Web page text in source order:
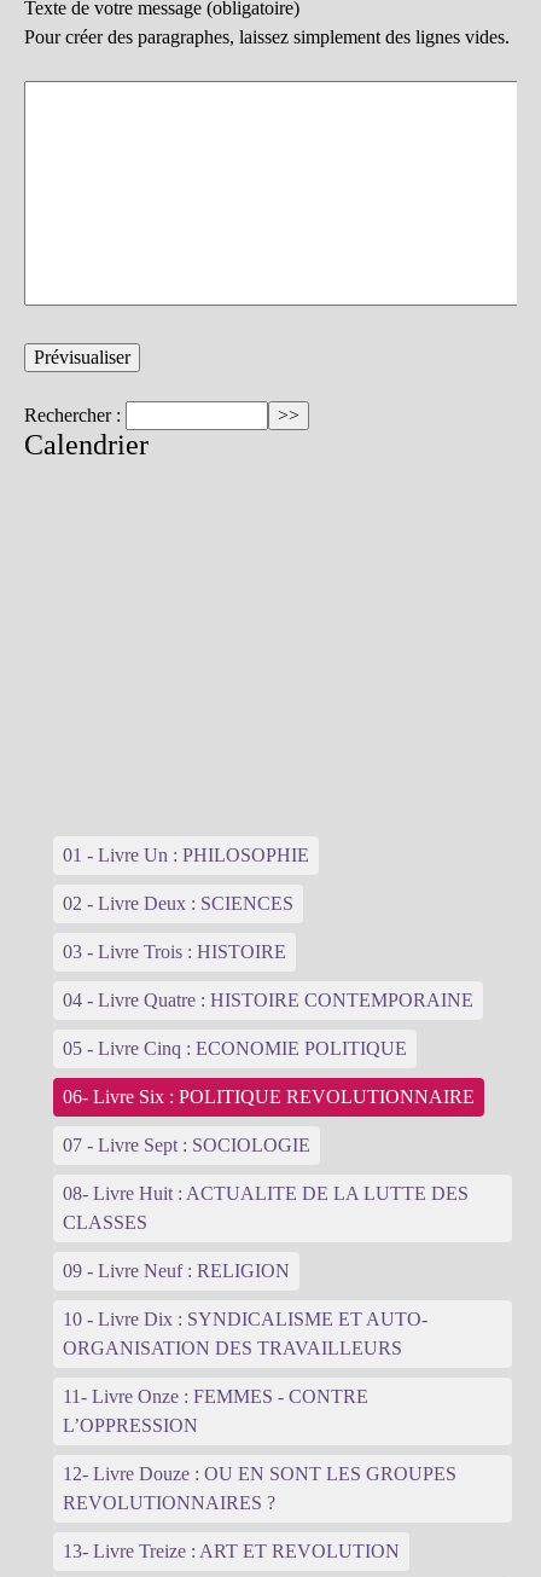
Texte de votre message (obligatoire)
Pour créer des paragraphes, laissez simplement des lignes vides.
Rechercher :
Calendrier
01 - Livre Un : PHILOSOPHIE
02 - Livre Deux : SCIENCES
03 - Livre Trois : HISTOIRE
04 - Livre Quatre : HISTOIRE CONTEMPORAINE
05 - Livre Cinq : ECONOMIE POLITIQUE
06- Livre Six : POLITIQUE REVOLUTIONNAIRE
07 - Livre Sept : SOCIOLOGIE
08- Livre Huit : ACTUALITE DE LA LUTTE DES
CLASSES
09 - Livre Neuf : RELIGION
10 - Livre Dix : SYNDICALISME ET AUTO-
ORGANISATION DES TRAVAILLEURS
11- Livre Onze : FEMMES - CONTRE
L’OPPRESSION
12- Livre Douze : OU EN SONT LES GROUPES
REVOLUTIONNAIRES ?
13- Livre Treize : ART ET REVOLUTION